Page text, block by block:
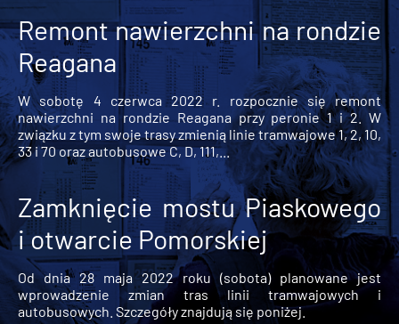
Remont nawierzchni na rondzie
Reagana
W sobotę 4 czerwca 2022 r. rozpocznie się remont
nawierzchni na rondzie Reagana przy peronie 1 i 2. W
związku z tym swoje trasy zmienią linie tramwajowe 1, 2, 10,
33 i 70 oraz autobusowe C, D, 111,...
Zamknięcie mostu Piaskowego
i otwarcie Pomorskiej
Od dnia 28 maja 2022 roku (sobota) planowane jest
wprowadzenie zmian tras linii tramwajowych i
autobusowych. Szczegóły znajdują się poniżej.